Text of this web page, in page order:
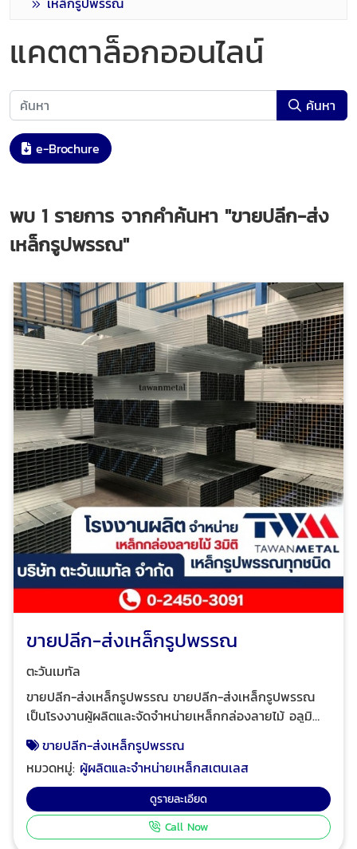
แคตตาล็อกออนไลน์
ค้นหา
e-Brochure
พบ 1 รายการ จากคำค้นหา "ขายปลีก-ส่ง
เหล็กรูปพรรณ"
ขายปลีก-ส่งเหล็กรูปพรรณ
ตะวันเมทัล
ขายปลีก-ส่งเหล็กรูปพรรณ ขายปลีก-ส่งเหล็กรูปพรรณ
เป็นโรงงานผู้ผลิตและจัดจำหน่ายเหล็กกล่องลายไม้ อลูมิ
เนียมลายไม้ 3มิติ เจ้าแรกในประเทศไทย ประสบการณ์
กว่า30ปี บริการขนส่งสินค้าให้ถึงที่ทั่วประเทศ ขึ้นสินค้าไว
ทำเวลาดีด้วยทีมขนส่งรถบรรทุกพ่วงเทรลเลอร์ โรงงานผู้
ผลิต เหล็กแป๊ปแบน เหล็กแป๊ปเหลี่ยม ผิวดำ/จีไอ เหล็กรูป
พรรณทุกชนิด เหล็กรูปพรรณคือเหล็กที่ผ่านการขึ้นรูปหรือ
รีดร้อนเพื่อให้ได้รูปทรงต่าง ๆ ซึ่งใช้ในงานก่อสร้างและ
ขายปลีก-ส่งเหล็กรูปพรรณ
หมวดหมู่: ผู้ผลิตและจำหน่ายเหล็กสเตนเลส
ดูรายละเอียด
Call Now